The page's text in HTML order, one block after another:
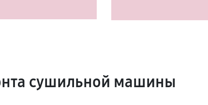
сушильной машины